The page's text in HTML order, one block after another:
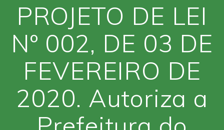
PROJETO DE LEI
Nº 002, DE 03 DE
FEVEREIRO DE
2020. Autoriza a